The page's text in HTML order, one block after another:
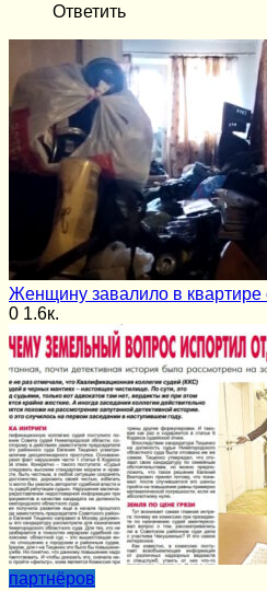
Ответить
Женщину завалило в
0 1.6к.
партнёров